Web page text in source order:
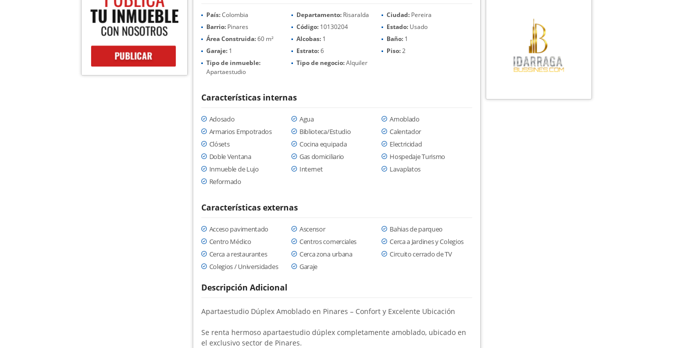
País:Colombia Departamento:Risaralda Ciudad: Pereira
Barrio:Pinares Código:10130204 Estado: Usado
Área Construida:60 m² Alcobas:1 Baño: 1
Garaje:1 Estrato:6 Piso:2
Tipo de inmueble:
Apartaestudio
Tipo de negocio:Alquiler
Características internas
Adosado Agua
Amoblado
Armarios Empotrados
Biblioteca/Estudio
Calentador
Clósets
Cocina equipada
Electricidad
Doble Ventana
Gas domiciliario
Hospedaje Turismo
Inmueble de Lujo
Internet
Lavaplatos
Reformado
Características externas
Acceso pavimentado Ascensor
Bahias de parqueo
Centro Médico
Centros comerciales
Cerca a Jardines y Colegios
Cerca a restaurantes
Cerca zona urbana
Circuito cerrado de TV
Colegios / Universidades
Garaje
Descripción Adicional
Apartaestudio Dúplex Amoblado en Pinares – Confort y Excelente Ubicación
Se renta hermoso apartaestudio dúplex completamente amoblado, ubicado en
el exclusivo sector de Pinares.